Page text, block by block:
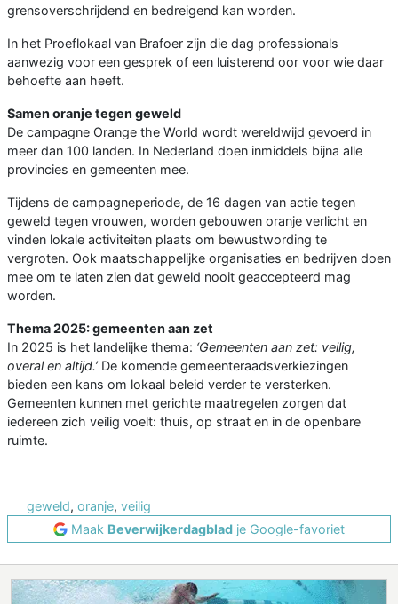
grensoverschrijdend en bedreigend kan worden.
In het Proeflokaal van Brafoer zijn die dag professionals
aanwezig voor een gesprek of een luisterend oor voor wie daar
behoefte aan heeft.
Samen oranje tegen geweld
De campagne Orange the World wordt wereldwijd gevoerd in
meer dan 100 landen. In Nederland doen inmiddels bijna alle
provincies en gemeenten mee.
Tijdens de campagneperiode, de 16 dagen van actie tegen
geweld tegen vrouwen, worden gebouwen oranje verlicht en
vinden lokale activiteiten plaats om bewustwording te
vergroten. Ook maatschappelijke organisaties en bedrijven doen
mee om te laten zien dat geweld nooit geaccepteerd mag
worden.
Thema 2025: gemeenten aan zet
In 2025 is het landelijke thema: ‘Gemeenten aan zet: veilig,
overal en altijd.’ De komende gemeenteraadsverkiezingen
bieden een kans om lokaal beleid verder te versterken.
Gemeenten kunnen met gerichte maatregelen zorgen dat
iedereen zich veilig voelt: thuis, op straat en in de openbare
ruimte.
geweld, oranje, veilig
Maak Beverwijkerdagblad je Google-favoriet